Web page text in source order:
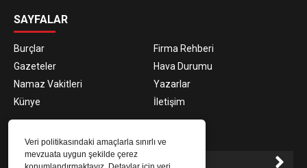
Veri politikasındaki amaçlarla sınırlı ve
mevzuata uygun şekilde çerez
SAYFALAR
Burçlar
Firma Rehberi
Gazeteler
Hava Durumu
Namaz Vakitleri
Yazarlar
Künye
İletişim